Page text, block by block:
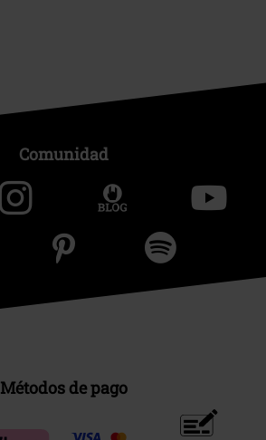
Comunidad
Métodos de pago